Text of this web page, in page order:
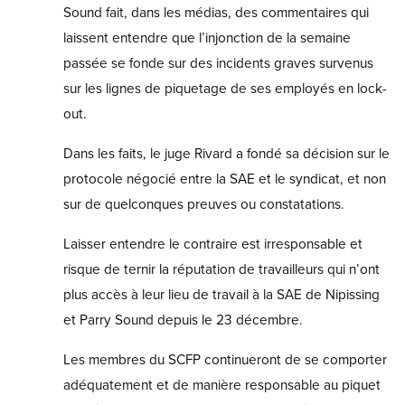
Sound fait, dans les médias, des commentaires qui
laissent entendre que l’injonction de la semaine
passée se fonde sur des incidents graves survenus
sur les lignes de piquetage de ses employés en lock-
out.
Dans les faits, le juge Rivard a fondé sa décision sur le
protocole négocié entre la SAE et le syndicat, et non
sur de quelconques preuves ou constatations.
Laisser entendre le contraire est irresponsable et
risque de ternir la réputation de travailleurs qui n’ont
plus accès à leur lieu de travail à la SAE de Nipissing
et Parry Sound depuis le 23 décembre.
Les membres du SCFP continueront de se comporter
adéquatement et de manière responsable au piquet